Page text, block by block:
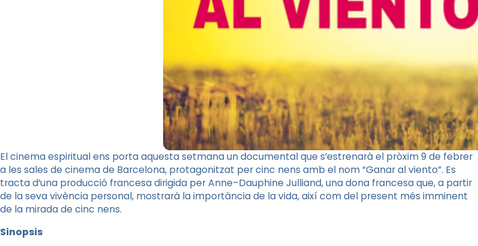
El cinema espiritual ens porta aquesta setmana un documental que s’estrenarà el pròxim 9 de febrer
a les sales de cinema de Barcelona, protagonitzat per cinc nens amb el nom “Ganar al viento”. Es
tracta d’una producció francesa dirigida perAnne–Dauphine Julliand, una dona francesa que, a partir
de la seva vivència personal, mostrarà la importància de la vida, així com del present més imminent
de la mirada de cinc nens.
Sinopsis